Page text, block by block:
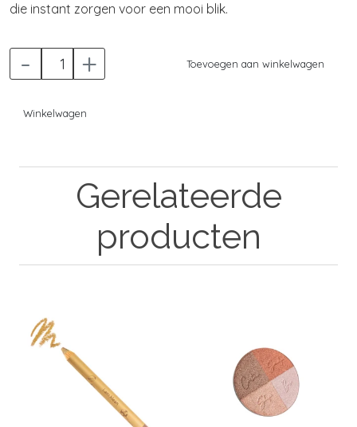
die instant zorgen voor een mooi blik.
- + Toevoegen aan winkelwagen
Winkelwagen
Gerelateerde
producten